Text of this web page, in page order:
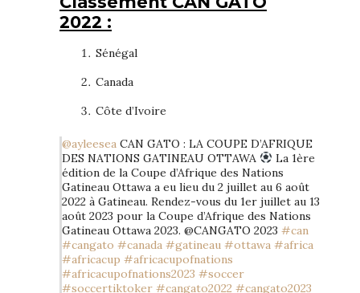
2022 :
Sénégal
Canada
Côte d’Ivoire
@ayleesea CAN GATO : LA COUPE D’AFRIQUE
DES NATIONS GATINEAU OTTAWA
La 1ère
édition de la Coupe d’Afrique des Nations
Gatineau Ottawa a eu lieu du 2 juillet au 6 août
2022 à Gatineau. Rendez-vous du 1er juillet au 13
août 2023 pour la Coupe d’Afrique des Nations
Gatineau Ottawa 2023. @CANGATO 2023 #can
#cangato #canada #gatineau #ottawa #africa
#africacup #africacupofnations
#africacupofnations2023 #soccer
#soccertiktoker #cangato2022 #cangato2023